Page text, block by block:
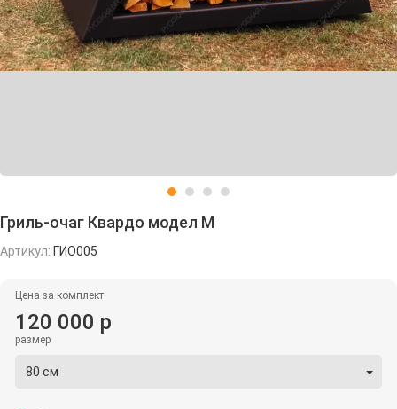
Гриль-очаг Квардо модел M
Артикул: ГИО005
Цена за комплект
120 000 р
размер
80 см